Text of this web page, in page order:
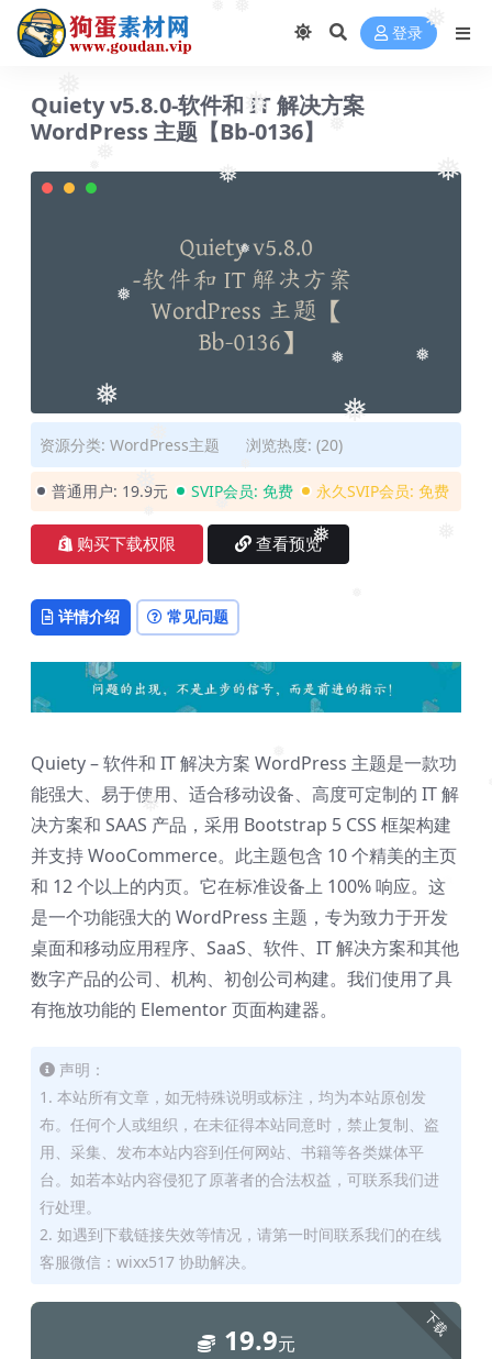
❅
❅
❅
❅
❅
❅
❅
❅
❅
❅
❅
❅
❅
❅
❅
❅
登录
Quiety v5.8.0-软件和 IT 解决方案
WordPress 主题【Bb-0136】
资源分类: WordPress主题 浏览热度: (20)
普通用户: 19.9元 SVIP会员: 免费 永久SVIP会员: 免费
购买下载权限 查看预览
详情介绍 常见问题
Quiety – 软件和 IT 解决方案 WordPress 主题是一款功
能强大、易于使用、适合移动设备、高度可定制的 IT 解
决方案和 SAAS 产品，采用 Bootstrap 5 CSS 框架构建
并支持 WooCommerce。此主题包含 10 个精美的主页
和 12 个以上的内页。它在标准设备上 100% 响应。这
是一个功能强大的 WordPress 主题，专为致力于开发
桌面和移动应用程序、SaaS、软件、IT 解决方案和其他
数字产品的公司、机构、初创公司构建。我们使用了具
有拖放功能的 Elementor 页面构建器。
声明：
1. 本站所有文章，如无特殊说明或标注，均为本站原创发
布。任何个人或组织，在未征得本站同意时，禁止复制、盗
用、采集、发布本站内容到任何网站、书籍等各类媒体平
台。如若本站内容侵犯了原著者的合法权益，可联系我们进
行处理。
2. 如遇到下载链接失效等情况，请第一时间联系我们的在线
客服微信：wixx517 协助解决。
下载
19.9元